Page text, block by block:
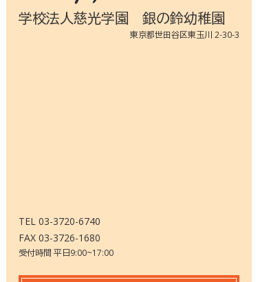
学校法人慈光学園 銀の鈴幼稚園
東京都世田谷区東玉川 2-30-3
TEL 03-3720-6740
FAX 03-3726-1680
受付時間 平日9:00~17:00